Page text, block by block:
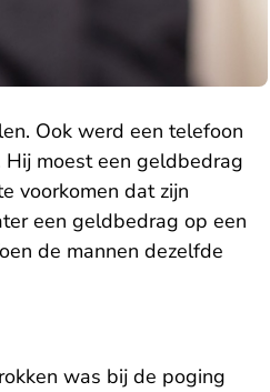
Ook werd een telefoon
moest een geldbedrag
voorkomen dat zijn
een geldbedrag op een
de mannen dezelfde
was bij de poging